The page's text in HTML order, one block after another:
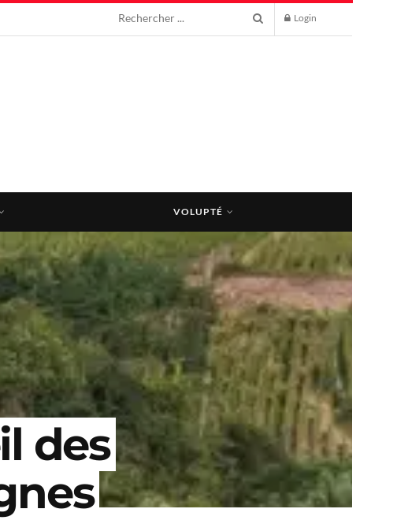
Login
VOLUPTÉ
des